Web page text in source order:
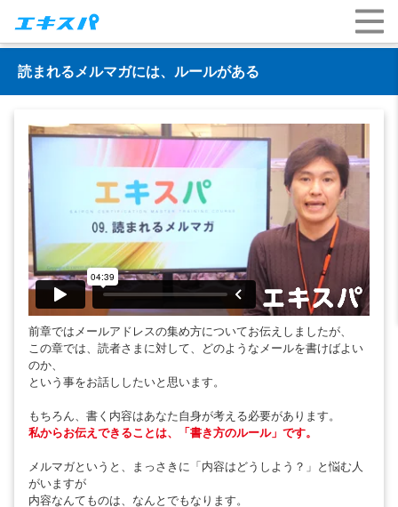
読まれるメルマガには、ルールがある
前章ではメールアドレスの集め方についてお伝えしましたが、
この章では、読者さまに対して、どのようなメールを書けばよい
のか、
という事をお話ししたいと思います。
もちろん、書く内容はあなた自身が考える必要があります。
私からお伝えできることは、「書き方のルール」です。
メルマガというと、まっさきに「内容はどうしよう？」と悩む人
がいますが
内容なんてものは、なんとでもなります。